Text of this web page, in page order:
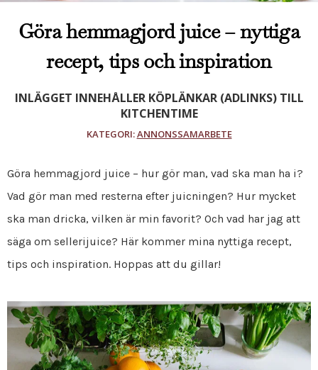
Göra hemmagjord juice – nyttiga
recept, tips och inspiration
INLÄGGET INNEHÅLLER KÖPLÄNKAR (ADLINKS) TILL
KITCHENTIME
KATEGORI:ANNONSSAMARBETE
Göra hemmagjord juice – hur gör man, vad ska man ha i?
Vad gör man med resterna efter juicningen? Hur mycket
ska man dricka, vilken är min favorit? Och vad har jag att
säga om sellerijuice? Här kommer mina nyttiga recept,
tips och inspiration. Hoppas att du gillar!